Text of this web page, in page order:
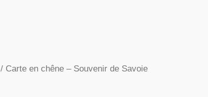
/ Carte en chêne – Souvenir de Savoie